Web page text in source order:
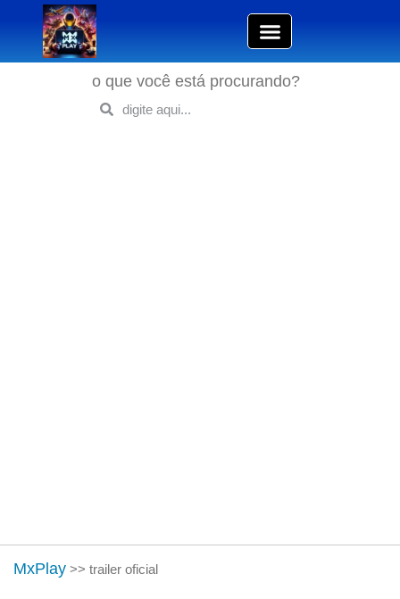
o que você está procurando?
MxPlay >> trailer oficial